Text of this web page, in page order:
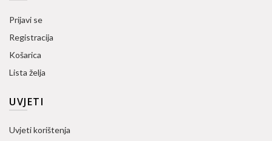
Prijavi se
Registracija
Košarica
Lista želja
UVJETI
Uvjeti korištenja